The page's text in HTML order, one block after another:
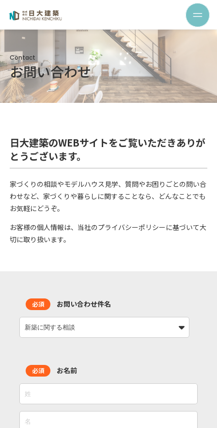
Contact
お問い合わせ
日大建築のWEBサイトをご覧いただきありが
とうございます。
家づくりの相談やモデルハウス見学、質問やお困りごとの問い合
わせなど、家づくりや暮らしに関することなら、どんなことでも
お気軽にどうぞ。
お客様の個人情報は、当社のプライバシーポリシーに基づいて大
切に取り扱います。
必須 お問い合わせ件名
必須 お名前